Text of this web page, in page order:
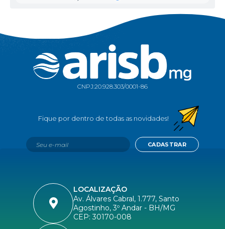
CNPJ:20.928.303/0001-86
LOCALIZAÇÃO
Av. Álvares Cabral, 1.777, Santo
Agostinho, 3º Andar - BH/MG
CEP: 30170-008
CADASTRAR